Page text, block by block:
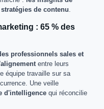
de contenu
: 65 % des
professionnels sales et
entre leurs
équipe travaille sur sa
Une veille
d'intelligence qui réconcilie